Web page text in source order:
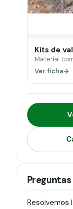
Kits de
Material
Ver ficha
Resolvemos